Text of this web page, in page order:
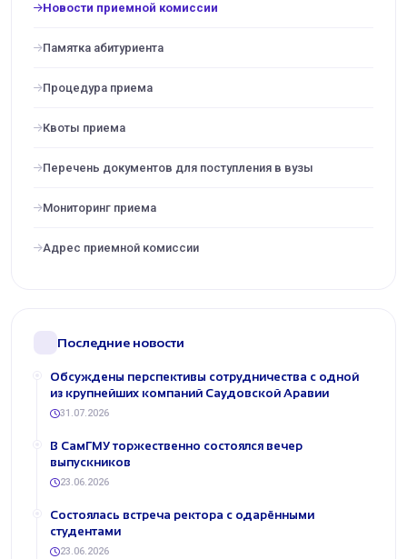
Новости приемной комиссии
Памятка абитуриента
Процедура приема
Квоты приема
Перечень документов для поступления в вузы
Мониторинг приема
Адрес приемной комиссии
Последние новости
Обсуждены перспективы сотрудничества с одной
из крупнейших компаний Саудовской Аравии
31.07.2026
В СамГМУ торжественно состоялся вечер
выпускников
23.06.2026
Состоялась встреча ректора с одарёнными
студентами
23.06.2026